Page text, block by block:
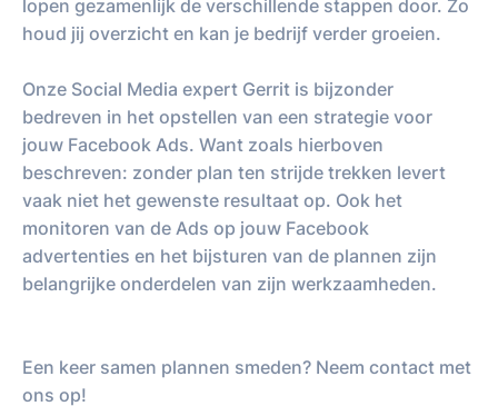
lopen gezamenlijk de verschillende stappen door. Zo
houd jij overzicht en kan je bedrijf verder groeien.
Onze Social Media expert Gerrit is bijzonder
bedreven in het opstellen van een strategie voor
jouw Facebook Ads. Want zoals hierboven
beschreven: zonder plan ten strijde trekken levert
vaak niet het gewenste resultaat op. Ook het
monitoren van de Ads op jouw Facebook
advertenties en het bijsturen van de plannen zijn
belangrijke onderdelen van zijn werkzaamheden.
Een keer samen plannen smeden? Neem contact met
ons op!